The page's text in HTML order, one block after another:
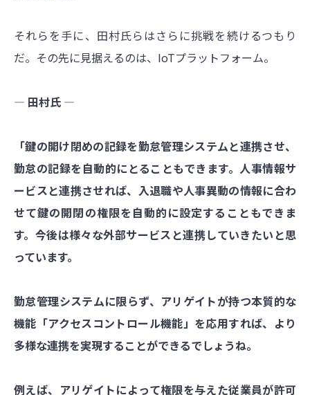
それらを手に、田村氏らはさらに挑戦を続けるつもり
だ。その先に見据えるのは、IoTプラットフォーム。
― 田村氏 ―
「鍵の開け閉めの記録を勤怠管理システムと連携させ、
勤怠の記録を自動的にとることもできます。人事情報サ
ービスと連携させれば、入退職や人事異動の情報に合わ
せて鍵の開閉の権限を自動的に設定することもできま
す。今後は様々な外部サービスと連携していきたいと思
っています。
勤怠管理システムに限らず、アリゲイトが持つ本質的な
機能「アクセスコントロール機能」を応用すれば、より
多様な連携を実現することができるでしょうね。
例えば、アリゲイトによって権限を与えた従業員が許可